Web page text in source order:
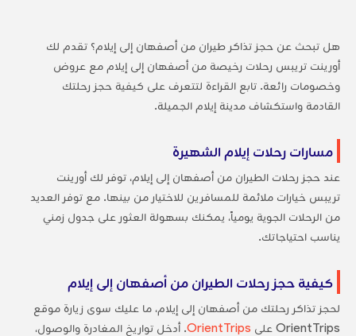
هل تبحث عن حجز تذاكر طيران من أصفهان إلى إيلام؟ تقدم لك
أورينت تريبس رحلات رخيصة من أصفهان إلى إيلام مع عروض
وخصومات رائعة. تابع القراءة لتتعرف على كيفية حجز رحلتك
القادمة واستكشاف مدينة إيلام الجميلة.
مسارات رحلات إيلام الشهيرة
عند حجز رحلات الطيران من أصفهان إلى إيلام، توفر لك أورينت
تريبس خيارات ملائمة للمسافرين للاختيار من بينها. مع توفر العديد
من الرحلات الجوية يومياً، يمكنك بسهولة العثور على جدول زمني
يناسب احتياجاتك.
كيفية حجز رحلات الطيران من أصفهان إلى إيلام
لحجز تذاكر رحلتك من أصفهان إلى إيلام، ما عليك سوى زيارة موقع
OrientTrips على
OrientTrips. أدخل تواريخ المغادرة والوصول،